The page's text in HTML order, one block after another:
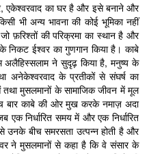
एकेश्वरवाद का घर है और इसे बनाने और
भी अन्य भावना की कोई भूमिका नहीं
फ़रिश्तों की परिक्रमा का स्थान है और
निकट ईश्वर का गुणगान किया है। काबे
अलैहिस्सलाम ने सुदृढ़ किया है, मनुष्य के
अनेकेश्वरवाद के प्रतीकों से संघर्ष का
तथा मुसलमानों के सामाजिक जीवन में मूल
बार काबे की ओर मुख करके नमाज़ अदा
निर्धारित समय में और एक निर्धारित
उनके बीच समरसता उत्पन्न होती है और
मुसलमानों से कहा है कि वे संसार के